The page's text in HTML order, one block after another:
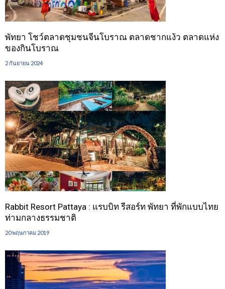
พัทยา โชว์ตลาดชุมชนจีนโบราณ ตลาดชากแง้ว ตลาดแห่ง
ของกินโบราณ
2 กันยายน 2024
Rabbit Resort Pattaya : แรบบิท รีสอร์ท พัทยา ที่พักแบบไทย
ท่ามกลางธรรมชาติ
20 พฤษภาคม 2019